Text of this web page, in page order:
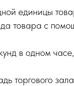
единицы
товара с
в одном часе,
торгового